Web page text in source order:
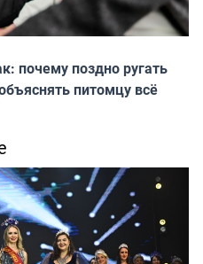
почему поздно ругать
питомцу всё